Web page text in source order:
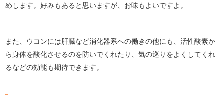
めします。好みもあると思いますが、お味もよいですよ。
また、ウコンには肝臓など消化器系への働きの他にも、活性酸素か
ら身体を酸化させるのを防いでくれたり、気の巡りをよくしてくれ
るなどの効能も期待できます。